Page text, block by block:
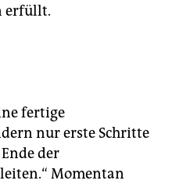
erfüllt.
fertige
nur erste Schritte
der
Momentan